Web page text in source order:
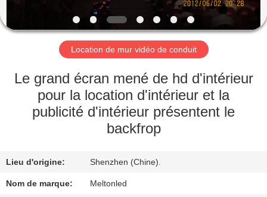
DE
NOUS
VISITE
D'USINE
QUALITÉ
Location de mur vidéo de conduit
Le grand écran mené de hd d'intérieur
pour la location d'intérieur et la
publicité d'intérieur présentent le
backfrop
Lieu d'origine: Shenzhen (Chine).
Nom de marque: Meltonled